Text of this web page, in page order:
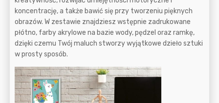
koncentrację, a także bawić się przy tworzeniu pięknych
obrazów. W zestawie znajdziesz wstępnie zadrukowane
płótno, farby akrylowe na bazie wody, pędzel oraz ramkę,
dzięki czemu Twój maluch stworzy wyjątkowe dzieło sztuki
w prosty sposób.